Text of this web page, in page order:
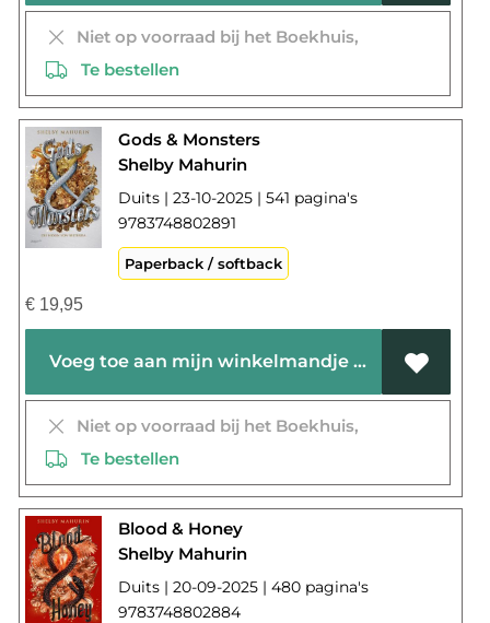
Niet op voorraad bij het Boekhuis,
Te bestellen
Gods & Monsters
Shelby Mahurin
Duits | 23-10-2025 | 541 pagina's
9783748802891
Paperback / softback
€19,95
Voeg toe aan mijn winkelmandje
Niet op voorraad bij het Boekhuis,
Te bestellen
Blood & Honey
Shelby Mahurin
Duits | 20-09-2025 | 480 pagina's
9783748802884